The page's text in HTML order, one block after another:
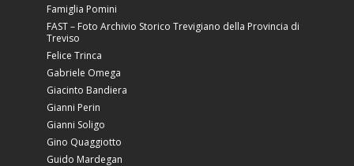
Famiglia Pomini
FAST – Foto Archivio Storico Trevigiano della Provincia di
Treviso
Felice Trinca
Gabriele Omega
Giacinto Bandiera
Gianni Perin
Gianni Soligo
Gino Quaggiotto
Guido Mardegan